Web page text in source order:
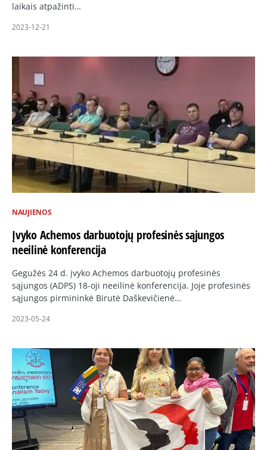
laikais atpažinti…
2023-12-21
NAUJIENOS
Įvyko Achemos darbuotojų profesinės sąjungos
neeilinė konferencija
Gegužės 24 d. įvyko Achemos darbuotojų profesinės
sąjungos (ADPS) 18-oji neeilinė konferencija. Joje profesinės
sąjungos pirmininkė Birutė Daškevičienė…
2023-05-24